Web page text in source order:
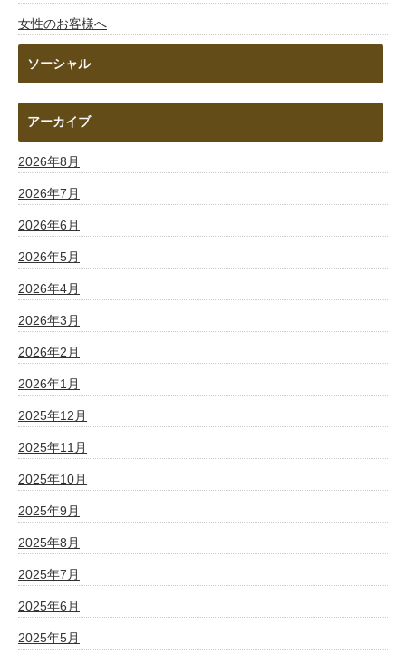
女性のお客様へ
ソーシャル
アーカイブ
2026年8月
2026年7月
2026年6月
2026年5月
2026年4月
2026年3月
2026年2月
2026年1月
2025年12月
2025年11月
2025年10月
2025年9月
2025年8月
2025年7月
2025年6月
2025年5月